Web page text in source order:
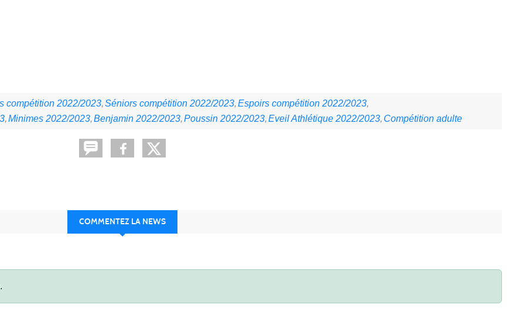
compétition 2022/2023 Séniors compétition 2022/2023 Espoirs compétition 2022/2023
Minimes 2022/2023 Benjamin 2022/2023 Poussin 2022/2023 Eveil Athlétique 2022/2023 Compétition adulte
COMMENTEZ LA NEWS